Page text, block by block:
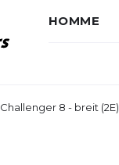
HOMME
Challenger 8 - breit (2E)